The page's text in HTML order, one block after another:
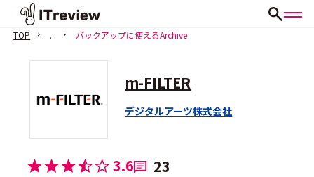
TOP ... バックアップに使えるArchive
m-FILTER
デジタルアーツ株式会社
3.6 23